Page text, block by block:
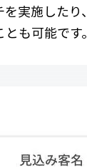
実施したり、
も可能です。